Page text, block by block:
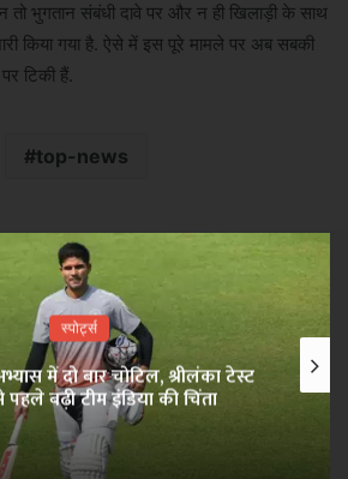
भुगतान संबंधी दावे पर और न ही खिलाड़ी के साथ
किया गया है. ऐसे में इस पूरे मामले पर अब सबकी
टिकी हैं.
top-news
स्पोर्ट्स
में दो बार चोटिल, श्रीलंका टेस्ट
पहले बढ़ी टीम इंडिया की चिंता